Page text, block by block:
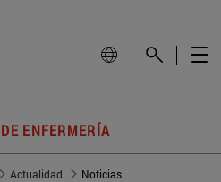
ENFERMERÍA
Actualidad Noticias